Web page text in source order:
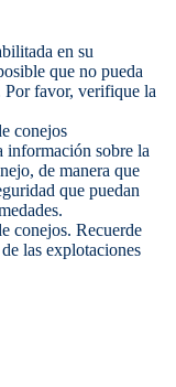
en su
que no pueda
Por favor, verifique la
conejos
información sobre la
de manera que
que puedan
conejos. Recuerde
las explotaciones